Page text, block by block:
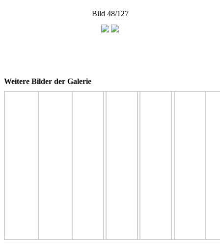
Bild 48/127
Weitere Bilder der Galerie